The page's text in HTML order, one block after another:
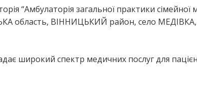
“Амбулаторія загальної практики сімейної
область, ВІННИЦЬКИЙ район, село МЕДІВКА,
широкий спектр медичних послуг для